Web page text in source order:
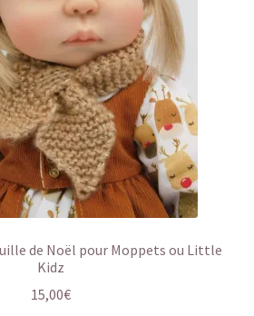
de Noël pour Moppets ou Little
Kidz
15,00€